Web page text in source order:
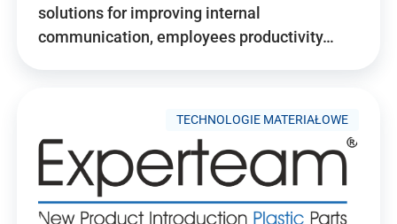
solutions for improving internal
communication, employees productivity…
TECHNOLOGIE MATERIAŁOWE